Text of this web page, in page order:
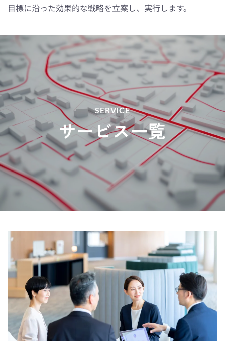
目標に沿った効果的な戦略を立案し、実行します。
SERVICE
サービス一覧